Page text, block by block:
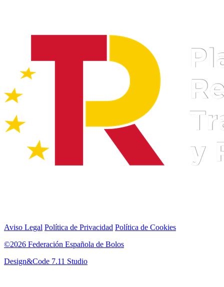
Aviso Legal Política de Privacidad Política de Cookies
©2026 Federación Española de Bolos
Design&Code 7.11 Studio